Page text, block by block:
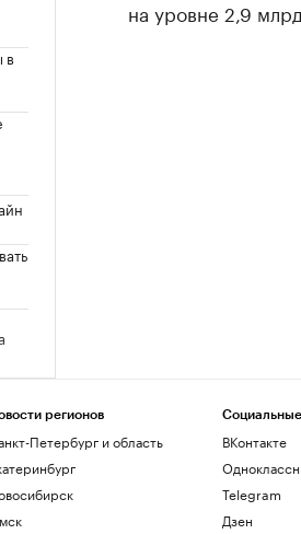
в
на уровне 2,9
регионов
Петербург и область
ВКонтакте
Telegram
Дзен